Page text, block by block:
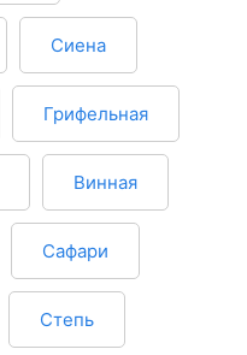
Сиена
Грифельная
Винная
Сафари
Степь